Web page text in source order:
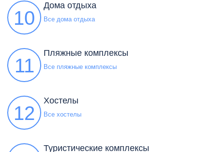
10
Дома отдыха
Все дома отдыха
11
Пляжные комплексы
Все пляжные комплексы
12
Хостелы
Все хостелы
Туристические комплексы